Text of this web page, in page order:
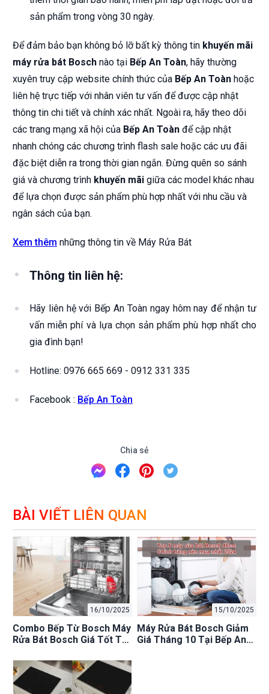
sản phẩm trong vòng 30 ngày.
Để đảm bảo bạn không bỏ lỡ bất kỳ thông tin khuyến mãi
máy rửa bát Bosch nào tại Bếp An Toàn, hãy thường
xuyên truy cập website chính thức của Bếp An Toàn hoặc
liên hệ trực tiếp với nhân viên tư vấn để được cập nhật
thông tin chi tiết và chính xác nhất. Ngoài ra, hãy theo dõi
các trang mạng xã hội của Bếp An Toàn để cập nhật
nhanh chóng các chương trình flash sale hoặc các ưu đãi
đặc biệt diễn ra trong thời gian ngắn. Đừng quên so sánh
giá và chương trình khuyến mãi giữa các model khác nhau
để lựa chọn được sản phẩm phù hợp nhất với nhu cầu và
ngân sách của bạn.
Xem thêm những thông tin về Máy Rửa Bát
Thông tin liên hệ:
Hãy liên hệ với Bếp An Toàn ngay hôm nay để nhận tư
vấn miễn phí và lựa chọn sản phẩm phù hợp nhất cho
gia đình bạn!
Hotline: 0976 665 669 - 0912 331 335
Facebook : Bếp An Toàn
Chia sẻ
BÀI VIẾT LIÊN QUAN
16/10/2025
Combo Bếp Từ Bosch Máy
Rửa Bát Bosch Giá Tốt Tại
Đãi Lớn!
15/10/2025
Máy Rửa Bát Bosch Giảm
Giá Tháng 10 Tại Bếp An